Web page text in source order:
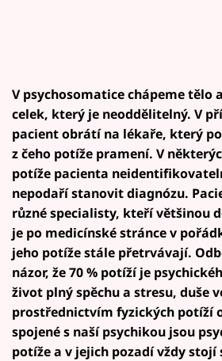
V psychosomatice chápeme tělo
celek, který je neoddělitelný. V
pacient obrátí na lékaře, který
z čeho potíže pramení. V
potíže pacienta
nepodaří stanovit diagnózu.
různé specialisty, kteří většinou
je po medicínské stránce v
jeho potíže stále přetrvávají.
názor, že 70 % potíží je
život plný spěchu a stresu, duše
prostřednictvím fyzických potíží
spojené s naší psychikou jsou
potíže a v jejich pozadí vždy stojí